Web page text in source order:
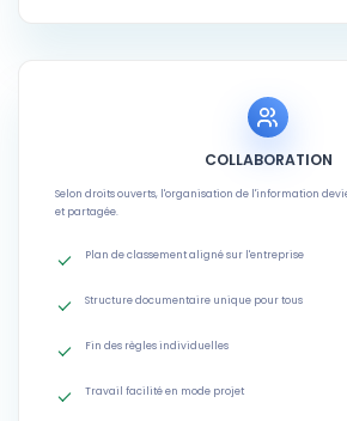
COLLABORATION
Selon droits ouverts, l'organisation de l'information
et partagée.
Plan de classement aligné sur l'entreprise
Structure documentaire unique pour tous
Fin des règles individuelles
Travail facilité en mode projet